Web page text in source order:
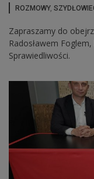
ROZMOWY,
Zapraszamy do
Radosławem
Sprawiedliwości.